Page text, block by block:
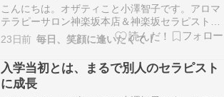
こんにちは。オザティこと小澤智子です。アロマ
テラピーサロン神楽坂本店＆神楽坂セラピスト育
成スクールの『エフェクティブタッチ』を主宰し
ています。 人気ブログランキングに参加していま
すお客様から「あなた、顔はできないの？」と聞
かれたことはありませんかセラピー提供は、ボデ
ィもフェイシ…
23日前 毎日、笑顔に逢いたくて！
入学当初とは、まるで別人のセラピスト
に成長